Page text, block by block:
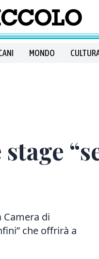
MONDO
Camera di
che offrirà a